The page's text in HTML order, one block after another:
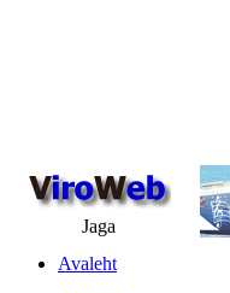
Jaga
Avaleht